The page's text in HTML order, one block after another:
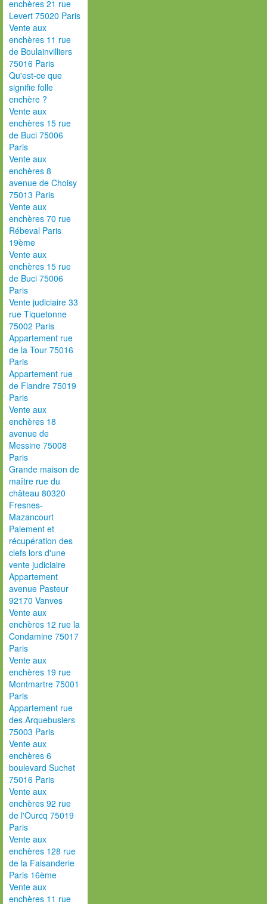
enchères 21 rue
Levert 75020 Paris
Vente aux
enchères 11 rue
de Boulainvilliers
75016 Paris
Qu'est-ce que
signifie folle
enchère ?
Vente aux
enchères 15 rue
de Buci 75006
Paris
Vente aux
enchères 8
avenue de Choisy
75013 Paris
Vente aux
enchères 70 rue
Rébeval Paris
19ème
Vente aux
enchères 15 rue
de Buci 75006
Paris
Vente judiciaire 33
rue Tiquetonne
75002 Paris
Appartement rue
de la Tour 75016
Paris
Appartement rue
de Flandre 75019
Paris
Vente aux
enchères 18
avenue de
Messine 75008
Paris
Grande maison de
maître rue du
château 80320
Fresnes-
Mazancourt
Paiement et
récupération des
clefs lors d'une
vente judiciaire
Appartement
avenue Pasteur
92170 Vanves
Vente aux
enchères 12 rue la
Condamine 75017
Paris
Vente aux
enchères 19 rue
Montmartre 75001
Paris
Appartement rue
des Arquebusiers
75003 Paris
Vente aux
enchères 6
boulevard Suchet
75016 Paris
Vente aux
enchères 92 rue
de l'Ourcq 75019
Paris
Vente aux
enchères 128 rue
de la Faisanderie
Paris 16ème
Vente aux
enchères 11 rue